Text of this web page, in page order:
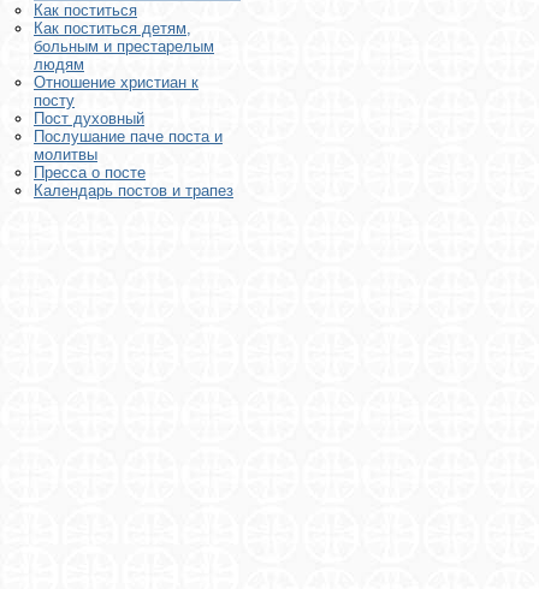
Как поститься
Как поститься детям,
больным и престарелым
людям
Отношение христиан к
посту
Пост духовный
Послушание паче поста и
молитвы
Пресса о посте
Календарь постов и трапез